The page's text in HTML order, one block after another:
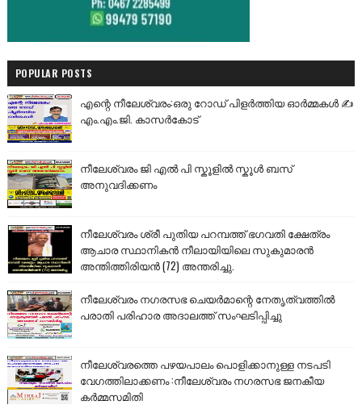
POPULAR POSTS
എന്റെ നീലേശ്വരം:ഒരു റോഡ് പിളർത്തിയ ഓർമ്മകൾ ✍️
എം.എം.ജി. കാസർകോട്
നീലേശ്വരം ജി എൽ പി സ്കൂളിൽ സ്കൂൾ ബസ്
അനുവദിക്കണം
നീലേശ്വരം ശ്രീ പുതിയ പറമ്പത്ത് ഭഗവതി ക്ഷേത്രം
ആചാര സ്ഥാനികൻ നീലായിയിലെ സുകുമാരൻ
അന്തിത്തിരിയൻ (72) അന്തരിച്ചു.
നീലേശ്വരം നഗരസഭ ചെയർമാന്റെ നേതൃത്വത്തിൽ
പരാതി പരിഹാര അദാലത്ത് സംഘടിപ്പിച്ചു
നീലേശ്വരത്തെ പഴയപാലം പൊളിക്കാനുള്ള നടപടി
വേഗത്തിലാക്കണം :നീലേശ്വരം നഗരസഭ ജനകീയ
കർമ്മസമിതി